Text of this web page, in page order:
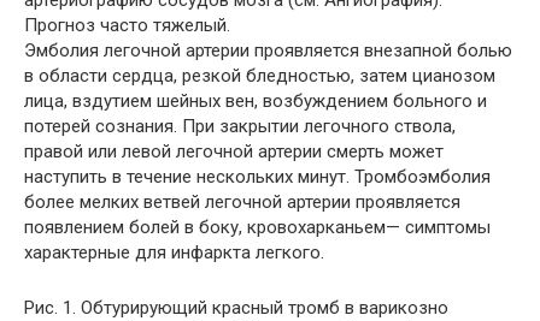
Прогноз часто тяжелый.
Эмболия легочной артерии проявляется внезапной болью
в области сердца, резкой бледностью, затем цианозом
лица, вздутием шейных вен, возбуждением больного и
потерей сознания. При закрытии легочного ствола,
правой или левой легочной артерии смерть может
наступить в течение нескольких минут. Тромбоэмболия
более мелких ветвей легочной артерии проявляется
появлением болей в боку, кровохарканьем— симптомы
характерные для инфаркта легкого.
Рис. 1. Обтурирующий красный тромб в варикозно